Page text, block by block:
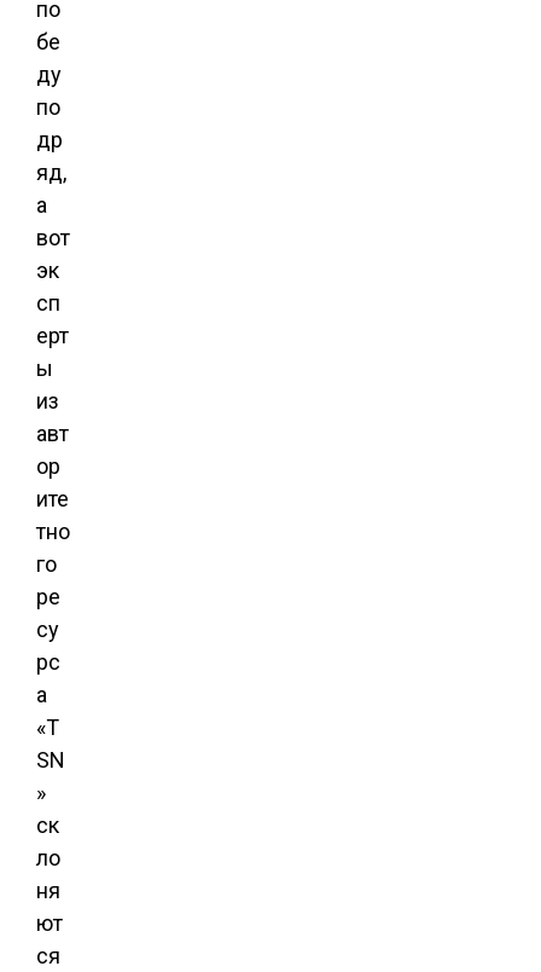
по
бе
ду
по
др
яд,
а
вот
эк
сп
ерт
ы
из
авт
ор
ите
тно
го
ре
су
рс
а
«T
SN
»
ск
ло
ня
ют
ся